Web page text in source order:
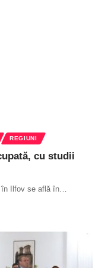
REGIUNI
cu studii
în Ilfov se află în…